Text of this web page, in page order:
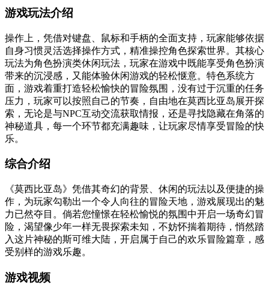
游戏玩法介绍
操作上，凭借对键盘、鼠标和手柄的全面支持，玩家能够依据
自身习惯灵活选择操作方式，精准操控角色探索世界。其核心
玩法为角色扮演类休闲玩法，玩家在游戏中既能享受角色扮演
带来的沉浸感，又能体验休闲游戏的轻松惬意。特色系统方
面，游戏着重打造轻松愉快的冒险氛围，没有过于沉重的任务
压力，玩家可以按照自己的节奏，自由地在莫西比亚岛展开探
索，无论是与NPC互动交流获取情报，还是寻找隐藏在角落的
神秘道具，每一个环节都充满趣味，让玩家尽情享受冒险的快
乐。
综合介绍
《莫西比亚岛》凭借其奇幻的背景、休闲的玩法以及便捷的操
作，为玩家勾勒出一个令人向往的冒险天地，游戏展现出的魅
力已然夺目。倘若您憧憬在轻松愉悦的氛围中开启一场奇幻冒
险，渴望像少年一样无畏探索未知，不妨怀揣着期待，悄然踏
入这片神秘的斯可维大陆，开启属于自己的欢乐冒险篇章，感
受别样的游戏乐趣。
游戏视频